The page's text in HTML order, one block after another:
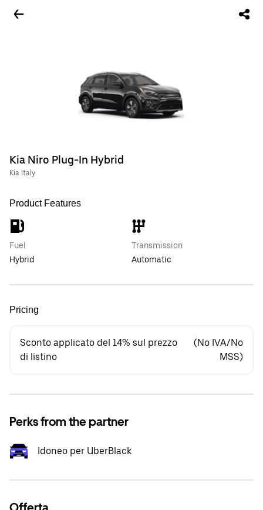
Kia Niro Plug-In Hybrid
Kia Italy
Product Features
Fuel
Hybrid
Transmission
Automatic
Pricing
Sconto applicato del 14% sul prezzo
di listino
(No IVA/No
MSS)
Perks from the partner
Idoneo per UberBlack